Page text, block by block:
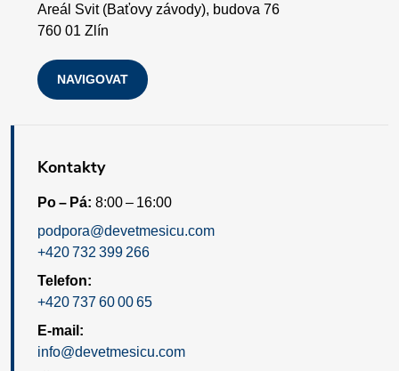
Areál Svit (Baťovy závody), budova 76
760 01 Zlín
NAVIGOVAT
Kontakty
Po – Pá: 8:00 – 16:00
podpora@devetmesicu.com
+420 732 399 266
Telefon:
+420 737 60 00 65
E-mail:
info@devetmesicu.com